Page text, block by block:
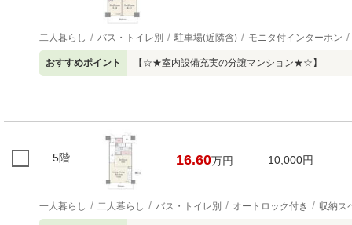
二人暮らし バス・トイレ別 駐車場(近隣含) モニタ付インターホン
おすすめポイント 【☆★室内設備充実の分譲マンション★☆】
5階 16.60万円 10,000円
一人暮らし 二人暮らし バス・トイレ別 オートロック付き 収納ス